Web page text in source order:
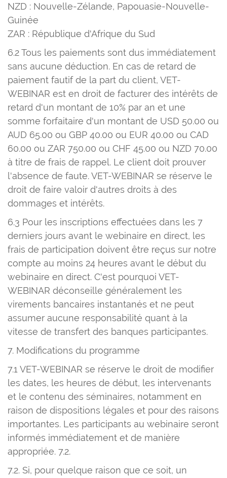
NZD : Nouvelle-Zélande, Papouasie-Nouvelle-
Guinée
ZAR : République d'Afrique du Sud
6.2 Tous les paiements sont dus immédiatement
sans aucune déduction. En cas de retard de
paiement fautif de la part du client, VET-
WEBINAR est en droit de facturer des intérêts de
retard d'un montant de 10% par an et une
somme forfaitaire d'un montant de USD 50.00 ou
AUD 65.00 ou GBP 40.00 ou EUR 40.00 ou CAD
60.00 ou ZAR 750.00 ou CHF 45.00 ou NZD 70.00
à titre de frais de rappel. Le client doit prouver
l'absence de faute. VET-WEBINAR se réserve le
droit de faire valoir d'autres droits à des
dommages et intérêts.
6.3 Pour les inscriptions effectuées dans les 7
derniers jours avant le webinaire en direct, les
frais de participation doivent être reçus sur notre
compte au moins 24 heures avant le début du
webinaire en direct. C'est pourquoi VET-
WEBINAR déconseille généralement les
virements bancaires instantanés et ne peut
assumer aucune responsabilité quant à la
vitesse de transfert des banques participantes.
7. Modifications du programme
7.1 VET-WEBINAR se réserve le droit de modifier
les dates, les heures de début, les intervenants
et le contenu des séminaires, notamment en
raison de dispositions légales et pour des raisons
importantes. Les participants au webinaire seront
informés immédiatement et de manière
appropriée. 7.2.
7.2. Si, pour quelque raison que ce soit, un